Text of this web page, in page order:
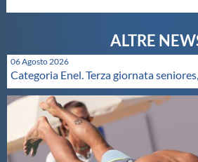
Archivio News
Flash News
06 Agosto 2026
Categoria Enel. Terza giornata